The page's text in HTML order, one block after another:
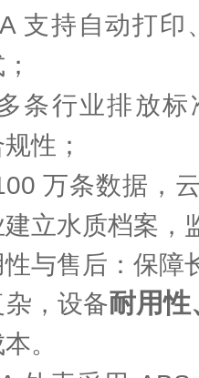
支持自动打
条行业排放
性；
万条数据，
立水质档案，
与售后：保障
杂，设备耐用性
。